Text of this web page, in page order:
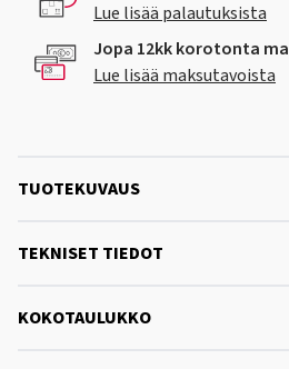
Lue lisää palautuksista
Jopa 12kk korotonta
Lue lisää maksutavoista
TUOTEKUVAUS
TEKNISET TIEDOT
KOKOTAULUKKO